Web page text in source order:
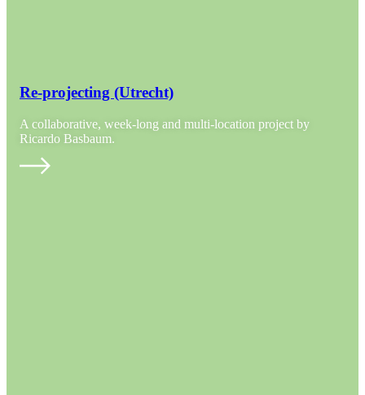
Re-projecting (Utrecht)
A collaborative, week-long and multi-location project by
Ricardo Basbaum.